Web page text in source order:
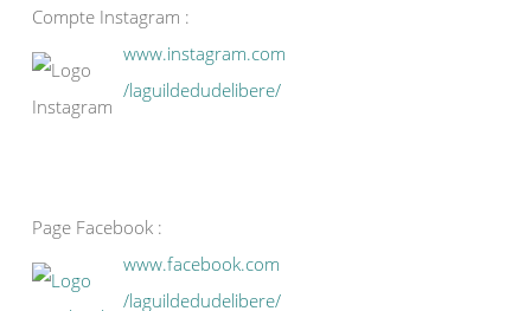
Compte Instagram :
www.instagram.com
/laguildedudelibere/
Page Facebook :
www.facebook.com
/laguildedudelibere/